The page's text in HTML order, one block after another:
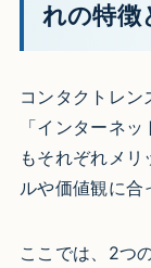
れの特徴
コンタクトレン
「インターネ
もそれぞれメ
ルや価値観に合
ここでは、2つ